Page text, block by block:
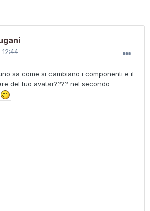
12:44
sa come si cambiano i componenti e il
del tuo avatar???? nel secondo